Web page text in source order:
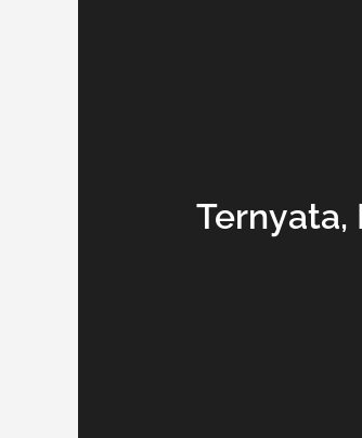
Ternyata,